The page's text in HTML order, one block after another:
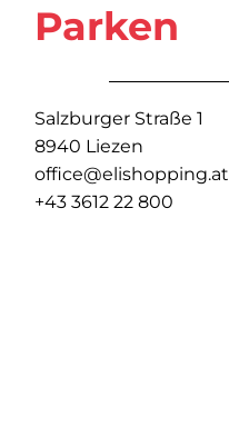
Parken
Salzburger Straße 1
8940 Liezen
office@elishopping.at
+43 3612 22 800